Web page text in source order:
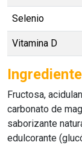
Selenio
Vitamina D
Fructosa,
carbonato de
saborizante
edulcorante